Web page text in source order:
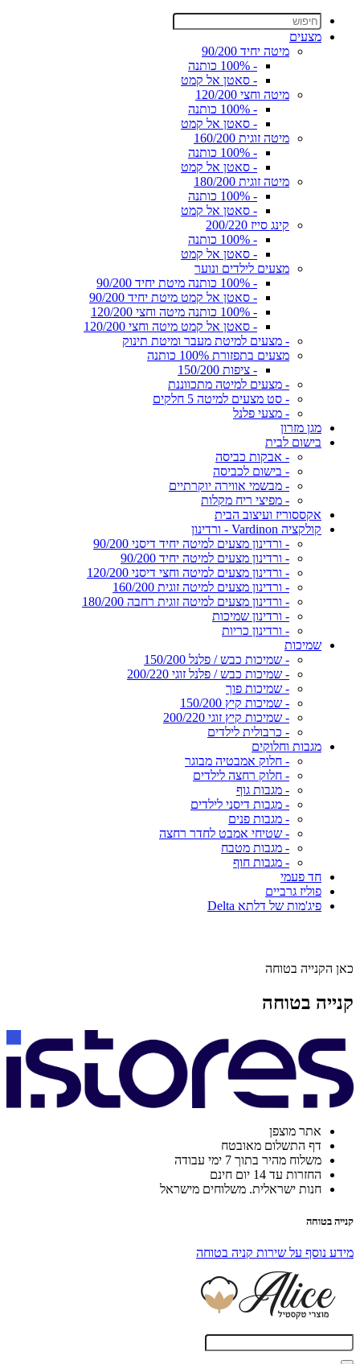
מצעים
מיטה יחיד 90/200
- 100% כותנה
- סאטן אל קמט
מיטה וחצי 120/200
- 100% כותנה
- סאטן אל קמט
מיטה זוגית 160/200
- 100% כותנה
- סאטן אל קמט
מיטה זוגית 180/200
- 100% כותנה
- סאטן אל קמט
קינג סייז 200/220
- 100% כותנה
- סאטן אל קמט
מצעים לילדים ונוער
- 100% כותנה מיטת יחיד 90/200
- סאטן אל קמט מיטת יחיד 90/200
- 100% כותנה מיטה וחצי 120/200
- סאטן אל קמט מיטה וחצי 120/200
- מצעים למיטת מעבר ומיטת תינוק
מצעים בתפזורת 100% כותנה
- ציפות 150/200
- מצעים למיטה מתכווננת
- סט מצעים למיטה 5 חלקים
- מצעי פלנל
מגן מזרון
בישום לבית
- אבקות כביסה
- בישום לכביסה
- מבשמי אווירה יוקרתיים
- מפיצי ריח מקלות
אקססוריז ועיצוב הבית
קולקציה Vardinon - ורדינון
- ורדינון מצעים למיטה יחיד דיסני 90/200
- ורדינון מצעים למיטה יחיד 90/200
- ורדינון מצעים למיטה וחצי דיסני 120/200
- ורדינון מצעים למיטה זוגית 160/200
- ורדינון מצעים למיטה זוגית רחבה 180/200
- ורדינון שמיכות
- ורדינון כריות
שמיכות
- שמיכות כבש / פלנל 150/200
- שמיכות כבש / פלנל זוגי 200/220
- שמיכות פוך
- שמיכות קיץ 150/200
- שמיכות קיץ זוגי 200/220
- כרבולית לילדים
מגבות וחלוקים
- חלוק אמבטיה מבוגר
- חלוק רחצה לילדים
- מגבות גוף
- מגבות דיסני לילדים
- מגבות פנים
- שטיחי אמבט לחדר רחצה
- מגבות מטבח
- מגבות חוף
חד פעמי
פוליז גרביים
פיג'מות של דלתא Delta
כאן הקנייה בטוחה
קנייה בטוחה
אתר מוצפן
דף התשלום מאובטח
משלוח מהיר בתוך 7 ימי עבודה
החזרות עד 14 יום חינם
חנות ישראלית. משלוחים מישראל
קנייה בטוחה
מידע נוסף על שירות קניה בטוחה